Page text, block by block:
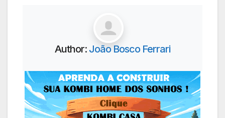
Author: João Bosco Ferrari